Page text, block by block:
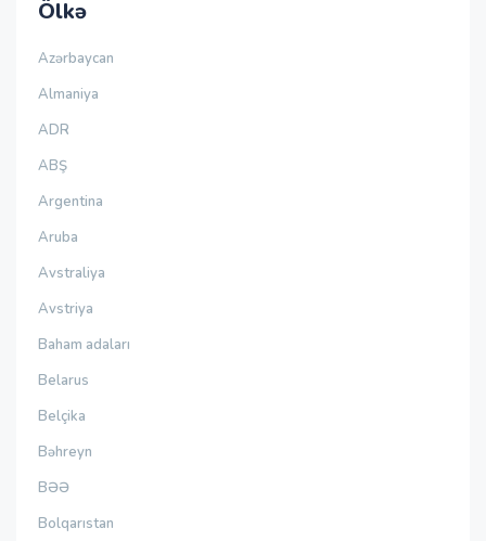
Ölkə
Azərbaycan
Almaniya
ADR
ABŞ
Argentina
Aruba
Avstraliya
Avstriya
Baham adaları
Belarus
Belçika
Bəhreyn
BƏƏ
Bolqarıstan